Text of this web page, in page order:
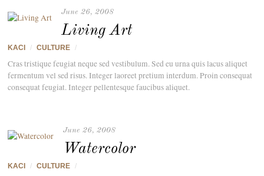
June 26, 2008
Living Art
KACI / CULTURE /
Cras tristique feugiat neque sed vestibulum. Sed eu urna quis lacus aliquet
fermentum vel sed risus. Integer laoreet pretium interdum. Proin consequat
consequat feugiat. Integer pellentesque faucibus aliquet.
June 26, 2008
Watercolor
KACI / CULTURE /